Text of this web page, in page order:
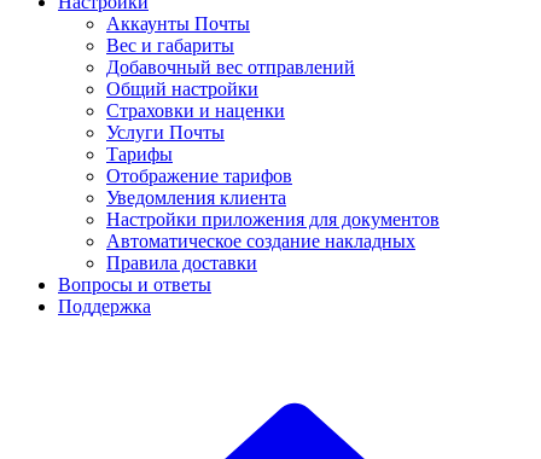
Аккаунты Почты
Вес и габариты
Добавочный вес отправлений
Общий настройки
Страховки и наценки
Услуги Почты
Тарифы
Отображение тарифов
Уведомления клиента
Настройки приложения для документов
Автоматическое создание накладных
Правила доставки
Вопросы и ответы
Поддержка